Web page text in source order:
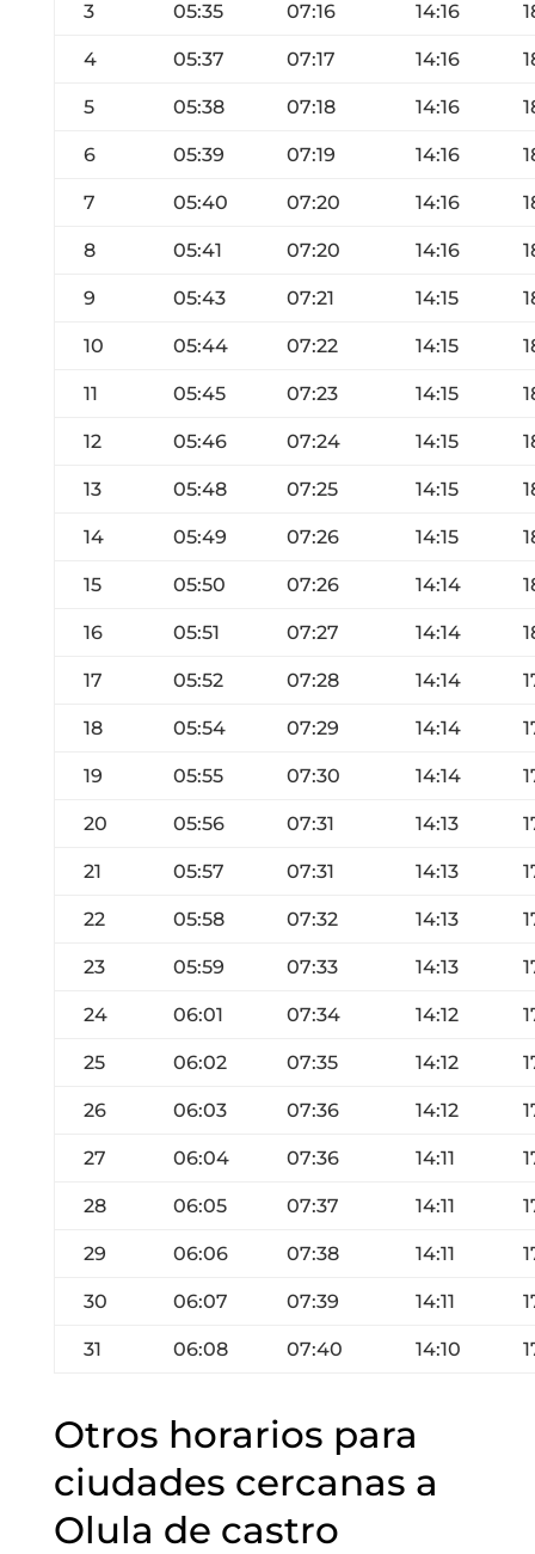
3 05:35 07:16 14:16
4 05:37 07:17 14:16
5 05:38 07:18 14:16
6 05:39 07:19 14:16
7 05:40 07:20 14:16
8 05:41 07:20 14:16
9 05:43 07:21 14:15
10 05:44 07:22 14:15
11 05:45 07:23 14:15
12 05:46 07:24 14:15
13 05:48 07:25 14:15
14 05:49 07:26 14:15
15 05:50 07:26 14:14
16 05:51 07:27 14:14
17 05:52 07:28 14:14
18 05:54 07:29 14:14
19 05:55 07:30 14:14
20 05:56 07:31 14:13
21 05:57 07:31 14:13
22 05:58 07:32 14:13
23 05:59 07:33 14:13
24 06:01 07:34 14:12
25 06:02 07:35 14:12
26 06:03 07:36 14:12
27 06:04 07:36 14:11
28 06:05 07:37 14:11
29 06:06 07:38 14:11
30 06:07 07:39 14:11
31 06:08 07:40 14:10
Otros horarios para
ciudades cercanas a
Olula de castro